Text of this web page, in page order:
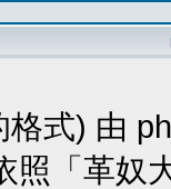
式) 由
照「革奴